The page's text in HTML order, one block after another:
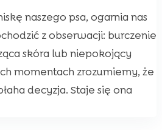
naszego psa, ogarnia nas
z obserwacji: burczenie
skóra lub niepokojący
momentach zrozumiemy, że
decyzja. Staje się ona